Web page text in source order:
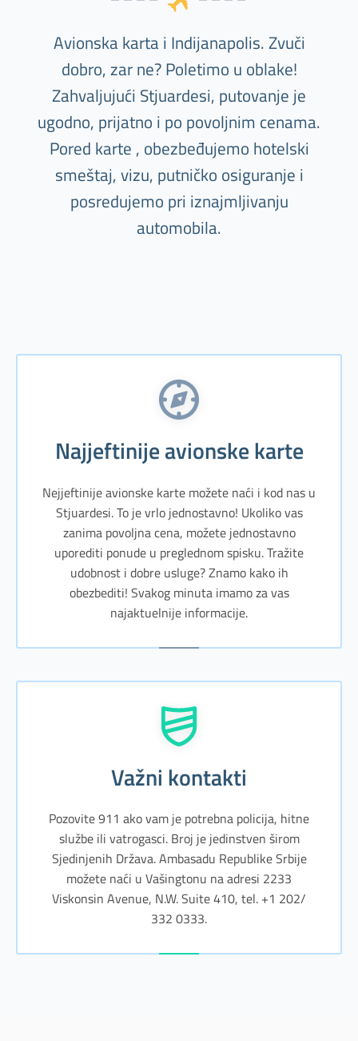
Avionska karta i Indijanapolis. Zvuči
dobro, zar ne? Poletimo u oblake!
Zahvaljujući Stjuardesi, putovanje je
ugodno, prijatno i po povoljnim cenama.
Pored karte , obezbeđujemo hotelski
smeštaj, vizu, putničko osiguranje i
posredujemo pri iznajmljivanju
automobila.
Najjeftinije avionske karte
Nejjeftinije avionske karte možete naći i kod nas u
Stjuardesi. To je vrlo jednostavno! Ukoliko vas
zanima povoljna cena, možete jednostavno
uporediti ponude u preglednom spisku. Tražite
udobnost i dobre usluge? Znamo kako ih
obezbediti! Svakog minuta imamo za vas
najaktuelnije informacije.
Važni kontakti
Pozovite 911 ako vam je potrebna policija, hitne
službe ili vatrogasci. Broj je jedinstven širom
Sjedinjenih Država. Ambasadu Republike Srbije
možete naći u Vašingtonu na adresi 2233
Viskonsin Avenue, N.W. Suite 410, tel. +1 202/
332 0333.